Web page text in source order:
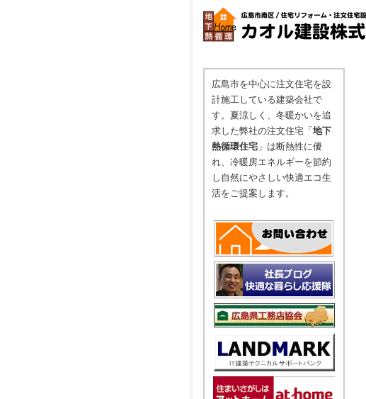
広島市を中心に注文住宅を設
計施工している建築会社で
す。夏涼しく、冬暖かいを追
求した弊社の注文住宅「 地下
熱循環住宅 」は断熱性に優
れ、冷暖房エネルギーを節約
し自然にやさしい快適エコ生
活をご提案します。